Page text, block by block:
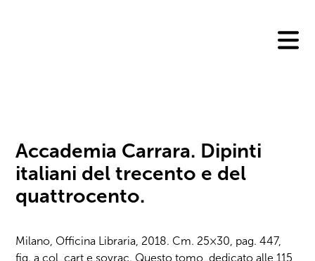
Accademia Carrara. Dipinti
italiani del trecento e del
quattrocento.
Milano, Officina Libraria, 2018. Cm. 25×30, pag. 447,
fig. a col, cart e sovrac. Questo tomo, dedicato alle 115